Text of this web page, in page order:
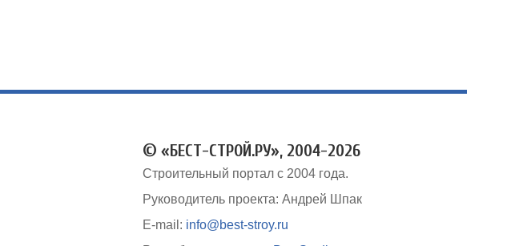
© «БЕСТ-СТРОЙ.РУ», 2004-2026
Строительный портал с 2004 года.
Руководитель проекта: Андрей Шпак
E-mail: info@best-stroy.ru